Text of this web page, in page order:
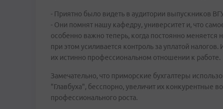
- Приятно было видеть в аудитории выпускников
- Они помнят нашу кафедру, университет и, что
особенно важно теперь, когда постоянно меняется
при этом усиливается контроль за уплатой
их истинно профессиональном отношении к работе.
Замечательно, что приморские бухгалтеры
"Главбуха", бесспорно, увеличит их конкурентные
профессионального роста.